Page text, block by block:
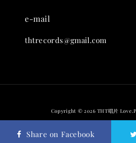
THT 九週年 唱片墊 (2入一組)
e-mail
thtrecords@gmail.com
Copyright © 2026 THT唱片
Share on Facebook